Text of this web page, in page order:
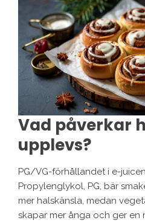
Vad påverkar
upplevs?
PG/VG-förhållandet i e-
Propylenglykol, PG, bär
mer halskänsla, medan
skapar mer ånga och ger en